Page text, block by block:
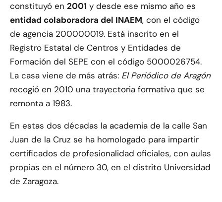
constituyó en 2001 y desde ese mismo año es
entidad colaboradora del INAEM, con el código
de agencia 200000019. Está inscrito en el
Registro Estatal de Centros y Entidades de
Formación del SEPE con el código 5000026754.
La casa viene de más atrás: El Periódico de Aragón
recogió en 2010 una trayectoria formativa que se
remonta a 1983.
En estas dos décadas la academia de la calle San
Juan de la Cruz se ha homologado para impartir
certificados de profesionalidad oficiales, con aulas
propias en el número 30, en el distrito Universidad
de Zaragoza.